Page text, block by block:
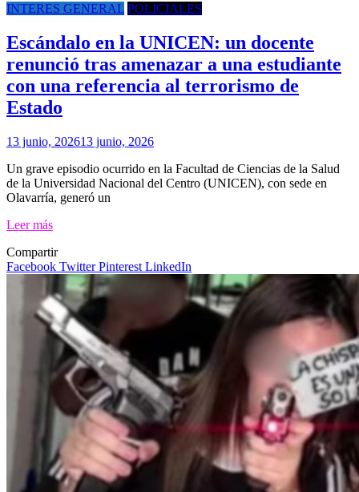
INTERES GENERAL POLICIALES
Escándalo en la UNICEN: un docente
renunció tras amenazar a una estudiante
con una referencia al terrorismo de
Estado
13 junio, 202613 junio, 2026
Un grave episodio ocurrido en la Facultad de Ciencias de la Salud
de la Universidad Nacional del Centro (UNICEN), con sede en
Olavarría, generó un
Leer más
Compartir
Facebook TwitterPinterest LinkedIn